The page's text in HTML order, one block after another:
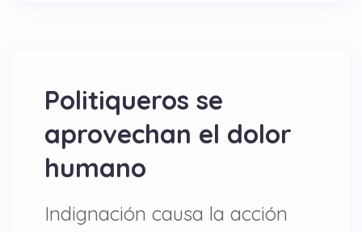
Politiqueros se
aprovechan el dolor
humano
Indignación causa la acción